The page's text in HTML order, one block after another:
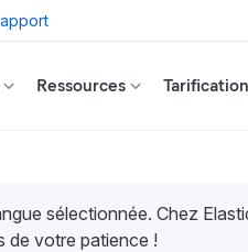
Ressources Tarification
sélectionnée. Chez
de votre patience !